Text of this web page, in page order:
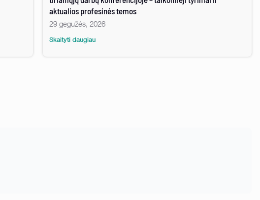
aktualios profesinės temos
29 gegužės, 2026
Skaityti daugiau